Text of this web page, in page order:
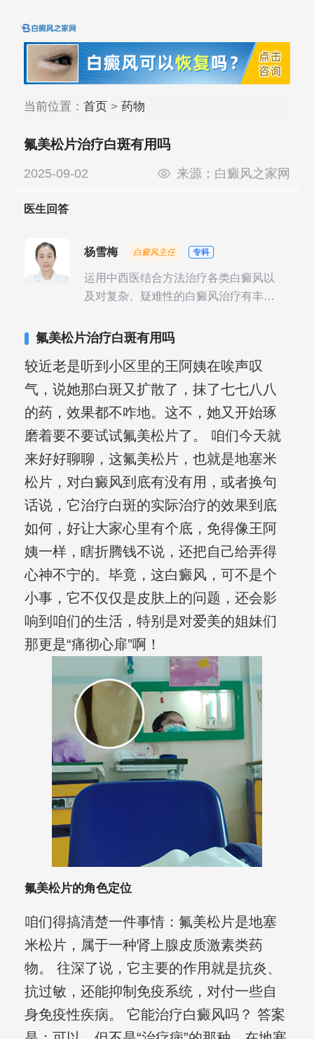
当前位置： 首页> 药物
氟美松片治疗白斑有用吗
2025-09-02 来源： 白癜风之家网
医生回答
杨雪梅 白癜风主任 专科
运用中西医结合方法治疗各类白癜风以
及对复杂、疑难性的白癜风治疗有丰富
合巩固用药的调理，并对白癜风患者的
导，全方位帮助患者康复。
氟美松片治疗白斑有用吗
较近老是听到小区里的王阿姨在唉声叹
气，说她那白斑又扩散了，抹了七七八八
的药，效果都不咋地。这不，她又开始琢
磨着要不要试试氟美松片了。 咱们今天就
来好好聊聊，这氟美松片，也就是地塞米
松片，对白癜风到底有没有用，或者换句
话说，它治疗白斑的实际治疗的效果到底
如何，好让大家心里有个底，免得像王阿
姨一样，瞎折腾钱不说，还把自己给弄得
心神不宁的。毕竟，这白癜风，可不是个
小事，它不仅仅是皮肤上的问题，还会影
响到咱们的生活，特别是对爱美的姐妹们
那更是“痛彻心扉”啊！
氟美松片的角色定位
咱们得搞清楚一件事情：氟美松片是地塞
米松片，属于一种肾上腺皮质激素类药
物。 往深了说，它主要的作用就是抗炎、
抗过敏，还能抑制免疫系统，对付一些自
身免疫性疾病。 它能治疗白癜风吗？ 答案